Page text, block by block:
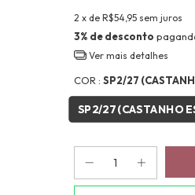
2 x de R$54,95 sem juros
3% de desconto
Ver mais detalhes
COR : SP2/27
SP2/27 (CASTANHO